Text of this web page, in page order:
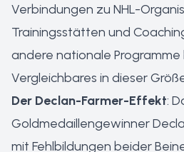
Verbindungen zu NHL-
Trainingsstätten und
andere nationale Programme
Vergleichbares in dieser
Der Declan-Farmer-Effekt:
Goldmedaillengewinner
mit Fehlbildungen beider